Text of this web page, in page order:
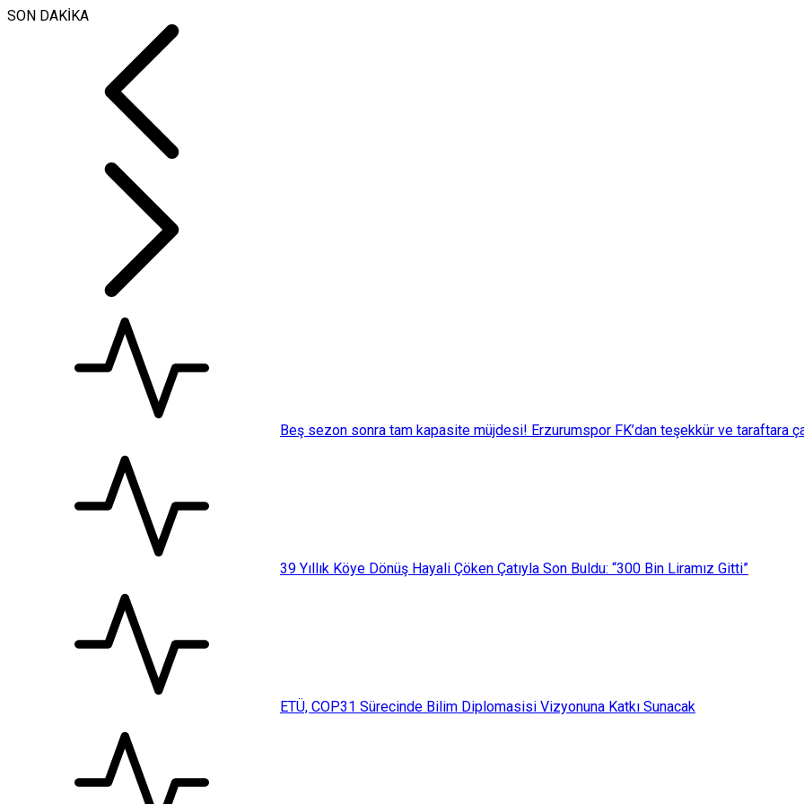
SON DAKİKA
Beş sezon sonra tam kapasite müjdesi! Erzurumspor FK’dan teşekkür ve taraftara
39 Yıllık Köye Dönüş Hayali Çöken Çatıyla Son Buldu: “300 Bin Liramız Gitti”
ETÜ, COP31 Sürecinde Bilim Diplomasisi Vizyonuna Katkı Sunacak